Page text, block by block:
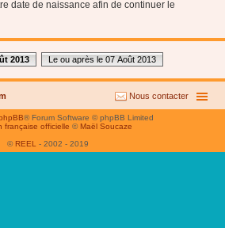
date de naissance afin de continuer le
2013 Le ou après le 07 Août 2013
Nous contacter
® Forum Software © phpBB Limited
française officielle © Maël Soucaze
© REEL - 2002 - 2019